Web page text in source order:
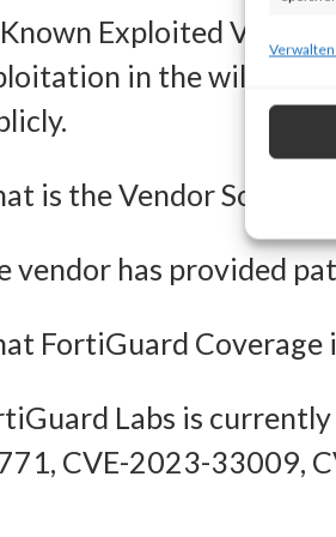
zur
Exploited
in the wild.
is the Vendor Solution?
vendor has provided
FortiGuard Coverage
Labs is
CVE-2023-33009,